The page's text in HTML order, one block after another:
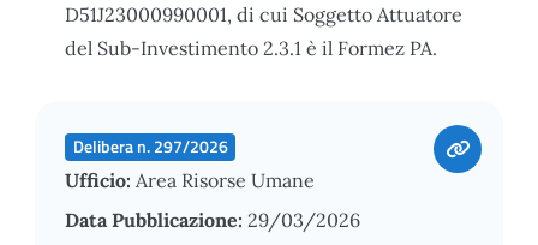
D51J23000990001, di cui Soggetto Attuatore
del Sub-Investimento 2.3.1 è il Formez PA.
Delibera n. 297/2026
Ufficio: Area Risorse Umane
Data Pubblicazione: 29/03/2026